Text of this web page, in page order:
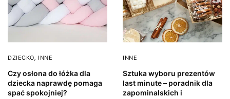
DZIECKO, INNE
Czy osłona do łóżka dla
dziecka naprawdę pomaga
spać spokojniej?
INNE
Sztuka wyboru prezentów
last minute – poradnik dla
zapominalskich i